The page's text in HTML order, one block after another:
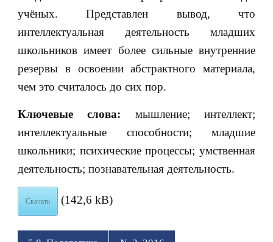
учёных. Представлен вывод, что
интеллектуальная деятельность младших
школьников имеет более сильные внутренние
резервы в освоении абстрактного материала,
чем это считалось до сих пор.
Ключевые слова: мышление; интеллект;
интеллектуальные способности; младшие
школьники; психические процессы; умственная
деятельность; познавательная деятельность.
Скачать (142,6 kB)